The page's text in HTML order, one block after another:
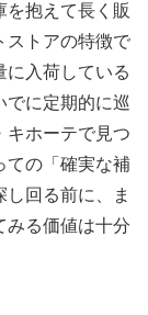
を抱えて長く販
ストアの特徴で
に入荷している
でに定期的に巡
キホーテで見つ
ての「確実な補
回る前に、ま
みる価値は十分